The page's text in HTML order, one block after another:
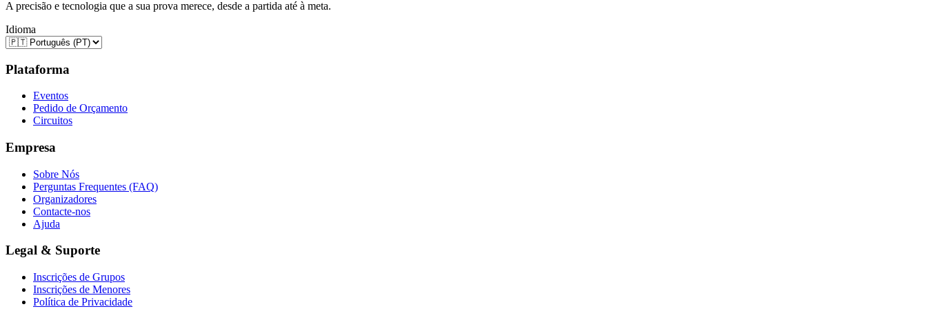
A precisão e tecnologia que a sua prova merece, desde a partida até à meta.
Idioma
Plataforma
Eventos
Pedido de Orçamento
Circuitos
Empresa
Sobre Nós
Perguntas Frequentes (FAQ)
Organizadores
Contacte-nos
Ajuda
Legal & Suporte
Inscrições de Grupos
Inscrições de Menores
Política de Privacidade